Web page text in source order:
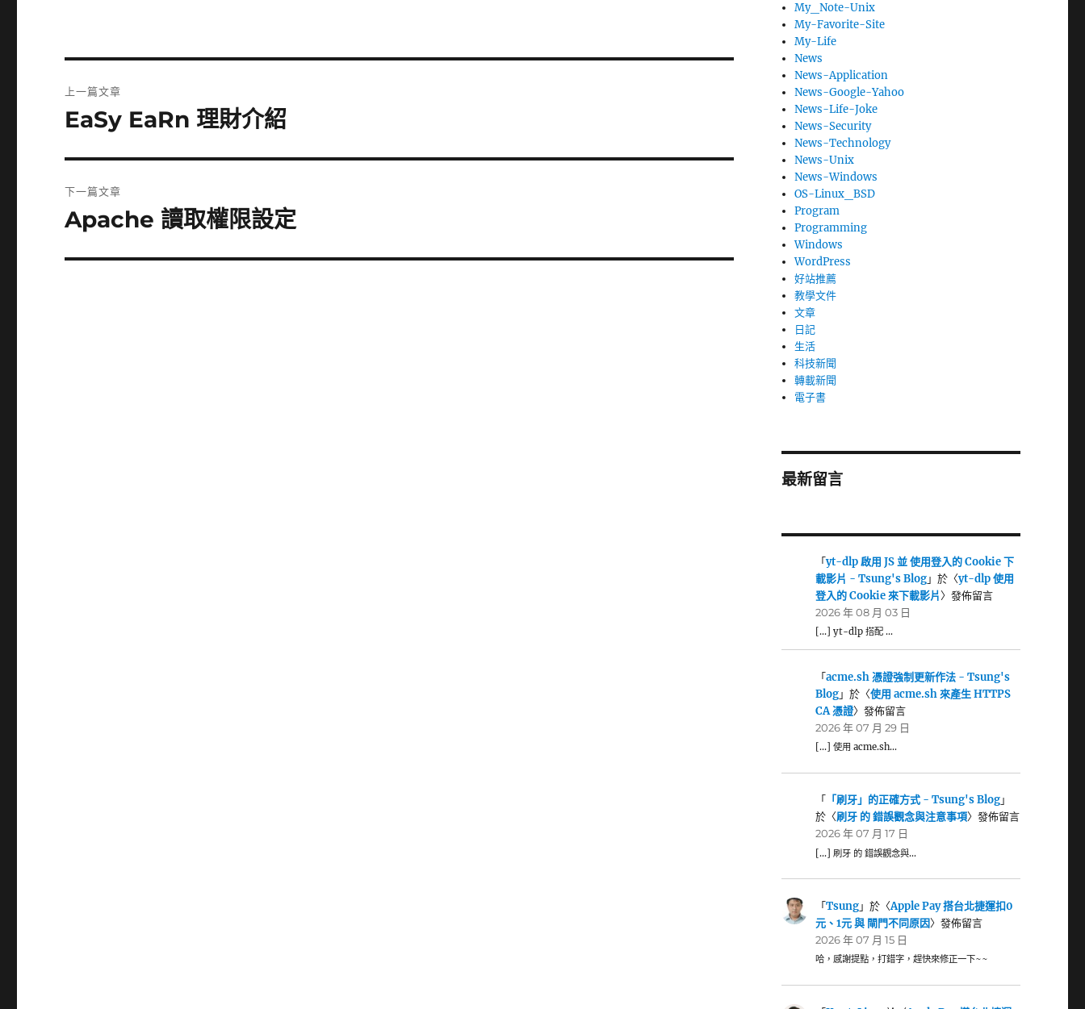
章
上一篇文章
上
篇
文
EaSy EaRn 理財介紹
下一篇文章
下
篇
Apache 讀取權限設定
My_Note-Unix
My-Favorite-Site
My-Life
News
News-Application
News-Google-Yahoo
News-Life-Joke
News-Security
News-Technology
News-Unix
News-Windows
OS-Linux_BSD
Program
Programming
Windows
WordPress
好站推薦
教學文件
文章
日記
生活
科技新聞
轉載新聞
電子書
最新留言
「yt-dlp 啟用 JS 並 使用登入的 Cookie 下
載影片 - Tsung's Blog」於〈yt-dlp 使用
登入的 Cookie 來下載影片〉發佈留言
2026 年 08 月 03 日
[…] yt-dlp 搭配 …
「acme.sh 憑證強制更新作法 - Tsung's
Blog」於〈使用 acme.sh 來產生 HTTPS
CA 憑證〉發佈留言
2026 年 07 月 29 日
[…] 使用 acme.sh…
「 「刷牙」的正確方式 - Tsung's Blog」
於〈刷牙 的 錯誤觀念與注意事項〉發佈留言
2026 年 07 月 17 日
[…] 刷牙 的 錯誤觀念與…
「Tsung」於〈Apple Pay 搭台北捷運扣0
元、1元 與 閘門不同原因〉發佈留言
2026 年 07 月 15 日
哈，感謝提點，打錯字，趕快來修正一下~~